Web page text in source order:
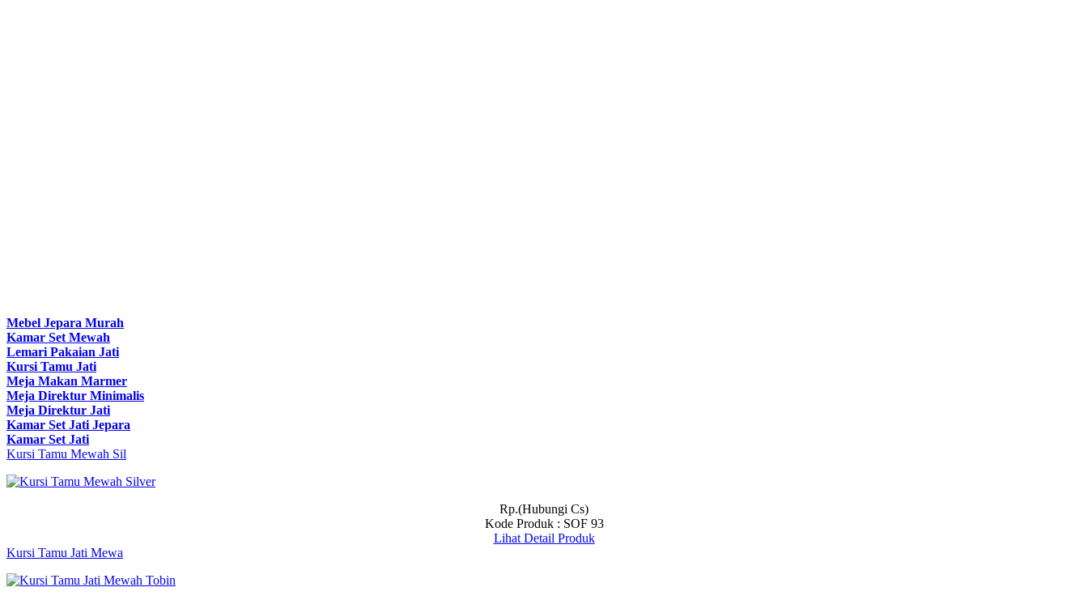
Mebel Jepara Murah
Kamar Set Mewah
Lemari Pakaian Jati
Kursi Tamu Jati
Meja Makan Marmer
Meja Direktur Minimalis
Meja Direktur Jati
Kamar Set Jati Jepara
Kamar Set Jati
Kursi Tamu Mewah Sil
Rp.(Hubungi Cs)
Kode Produk : SOF 93
Lihat Detail Produk
Kursi Tamu Jati Mewa